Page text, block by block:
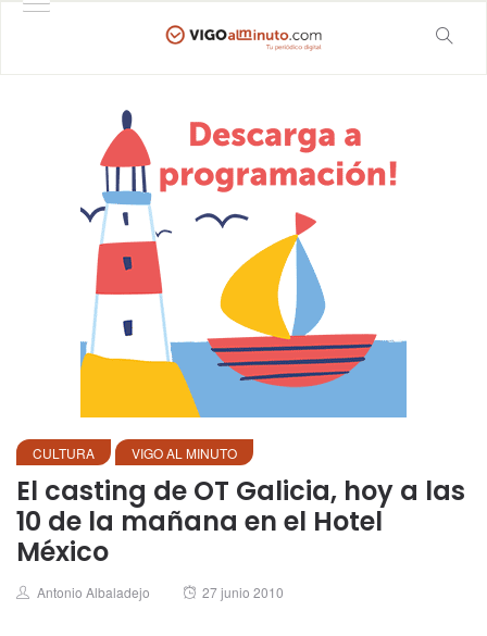
CULTURA VIGO AL MINUTO
El casting de OT Galicia, hoy a las
10 de la mañana en el Hotel
México
Author
Antonio Albaladejo
Posted
27 junio 2010